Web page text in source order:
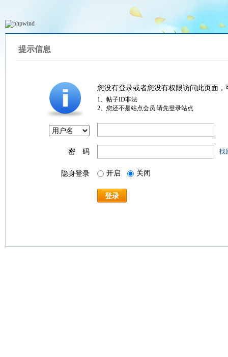
提示信息
您没有登录或者您没有权限访问此页面
1、帖子ID非法
2、您还不是站点会员,请先登录站点
密 码 找
隐身登录 开启 关闭
登录